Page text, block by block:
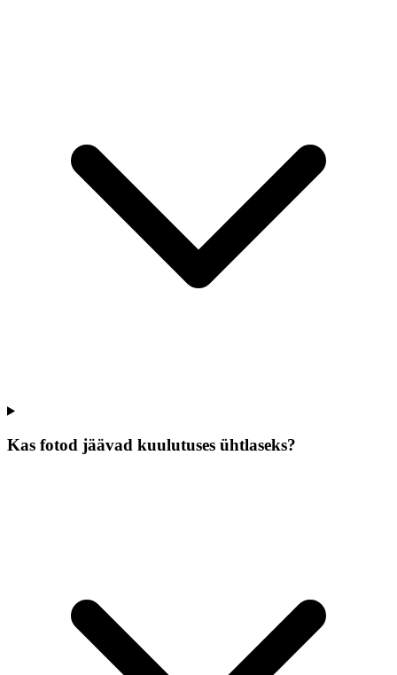
Kas fotod jäävad kuulutuses ühtlaseks?